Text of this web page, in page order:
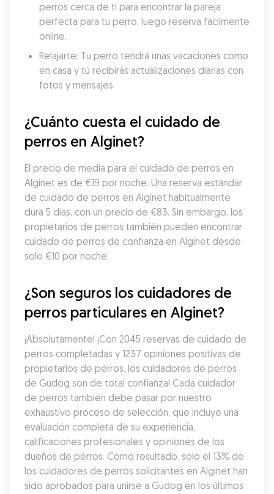
perros cerca de ti para encontrar la pareja
perfecta para tu perro, luego reserva fácilmente
online.
Relajarte: Tu perro tendrá unas vacaciones como
en casa y tú recibirás actualizaciones diarias con
fotos y mensajes.
¿Cuánto cuesta el cuidado de
perros en Alginet?
El precio de media para el cuidado de perros en
Alginet es de €19 por noche. Una reserva estándar
de cuidado de perros en Alginet habitualmente
dura 5 días, con un precio de €83. Sin embargo, los
propietarios de perros también pueden encontrar
cuidado de perros de confianza en Alginet desde
solo €10 por noche.
¿Son seguros los cuidadores de
perros particulares en Alginet?
¡Absolutamente! ¡Con 2045 reservas de cuidado de
perros completadas y 1237 opiniones positivas de
propietarios de perros, los cuidadores de perros
de Gudog son de total confianza! Cada cuidador
de perros también debe pasar por nuestro
exhaustivo proceso de selección, que incluye una
evaluación completa de su experiencia,
calificaciones profesionales y opiniones de los
dueños de perros. Como resultado, solo el 13% de
los cuidadores de perros solicitantes en Alginet han
sido aprobados para unirse a Gudog en los últimos